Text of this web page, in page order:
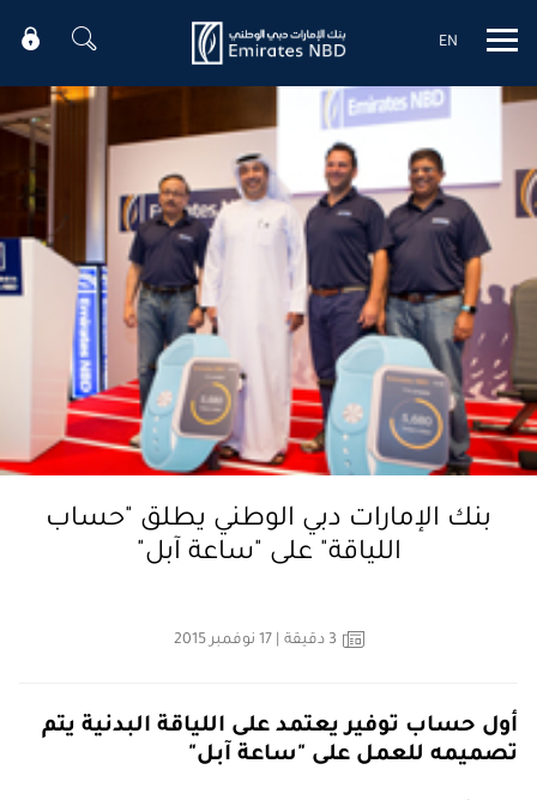
Mobile menu
EN
بنك الإمارات دبي الوطني يطلق "حساب
اللياقة" على "ساعة آبل"
3 دقيقة | 17 نوفمبر 2015
أول حساب توفير يعتمد على اللياقة البدنية يتم
تصميمه للعمل على "ساعة آبل"